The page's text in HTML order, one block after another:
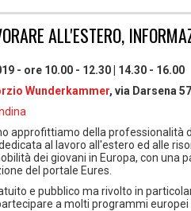
ALL'ESTERO,
- ore 10.00 - 12.30 | 14.30 - 16.00
Wunderkammer, via Darsena
approfittiamo della professionalità
al lavoro all'estero ed alle
dei giovani in Europa, con una
del portale Eures.
e pubblico ma rivolto in
a molti programmi europei